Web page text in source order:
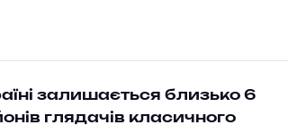
залишається близько 6
глядачів класичного